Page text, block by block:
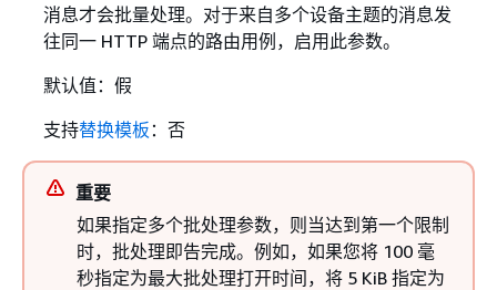
消息才会批量处理。对于来自多个设备主题的消息发
往同一 HTTP 端点的路由用例，启用此参数。
默认值：假
支持替换模板 ：否
重要
如果指定多个批处理参数，则当达到第一个限制
时，批处理即告完成。例如，如果您将 100 毫
秒指定为最大批处理打开时间，将 5 KiB 指定为